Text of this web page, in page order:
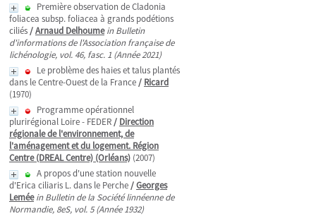
Première observation de Cladonia
foliacea subsp. foliacea à grands podétions
ciliés/Arnaud Delhoume in Bulletin
d'informations de l'Association française de
lichénologie, vol. 46, fasc. 1 (Année 2021)
Le problème des haies et talus plantés
dans le Centre-Ouest de la France/ Ricard
(1970)
Programme opérationnel
plurirégional Loire - FEDER/ Direction
régionale de l'environnement, de
l'aménagement et du logement. Région
Centre (DREAL Centre) (Orléans) (2007)
A propos d'une station nouvelle
d'Erica ciliaris L. dans le Perche/Georges
Lemée in Bulletin de la Société linnéenne de
Normandie, 8eS, vol. 5 (Année 1932)